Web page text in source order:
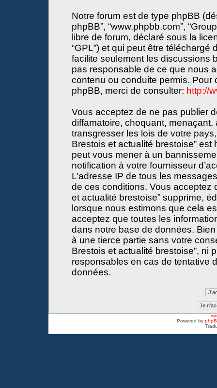
Notre forum est de type phpBB
phpBB”, “www.phpbb.com”,
libre de forum, déclaré sous la
“GPL”) et qui peut être téléchargé
facilite seulement les discussions
pas responsable de ce que nous
contenu ou conduite permis. Pour
phpBB, merci de consulter: http://
Vous acceptez de ne pas publier
diffamatoire, choquant,
transgresser les lois de votre
Brestois et actualité brestoise”
peut vous mener à un
notification à votre fournisseur
L’adresse IP de tous les
de ces conditions. Vous acceptez
et actualité brestoise” supprime,
lorsque nous estimons que cela
acceptez que toutes les
dans notre base de données.
à une tierce partie sans votre
Brestois et actualité brestoise”, ni
responsables en cas de tentative
données.
Powered by